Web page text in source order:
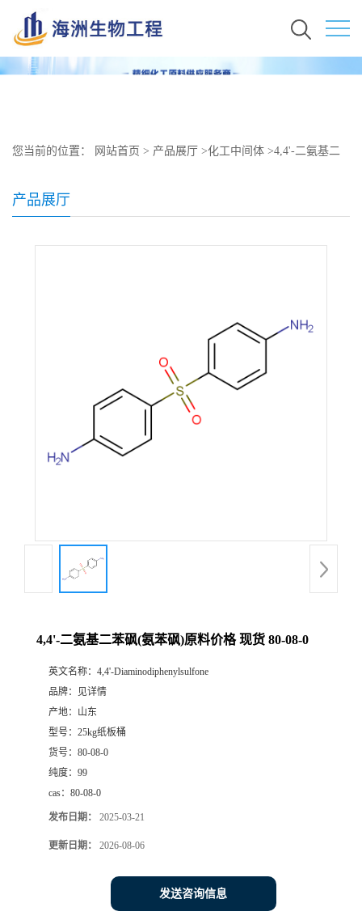
您当前的位置： 网站首页 > 产品展厅 >化工中间体 >4,4'-二氨基二
产品展厅
4,4'-二氨基二苯砜(氨苯砜)原料价格 现货 80-08-0
英文名称： 4,4'-Diaminodiphenylsulfone
品牌：
见详情
产地： 山东
型号： 25kg纸板桶
货号： 80-08-0
纯度： 99
cas： 80-08-0
发布日期： 2025-03-21
更新日期： 2026-08-06
发送咨询信息